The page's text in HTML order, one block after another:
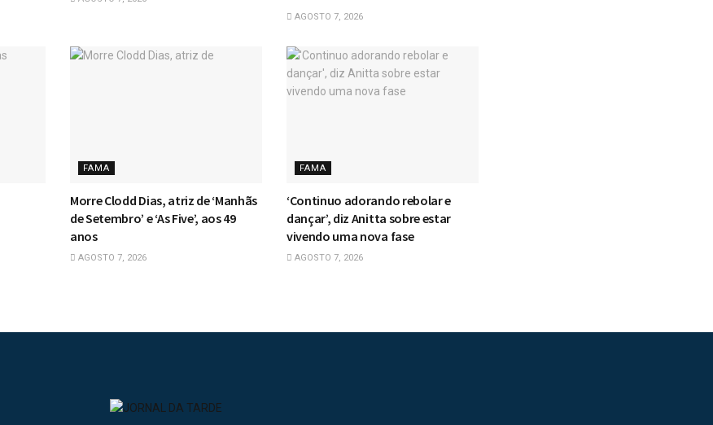
AGOSTO 7, 2026
FAMA
Morre Clodd Dias, atriz de ‘Manhãs
de Setembro’ e ‘As Five’, aos 49
anos
AGOSTO 7, 2026
FAMA
‘Continuo adorando rebolar e
dançar’, diz Anitta sobre estar
vivendo uma nova fase
AGOSTO 7, 2026